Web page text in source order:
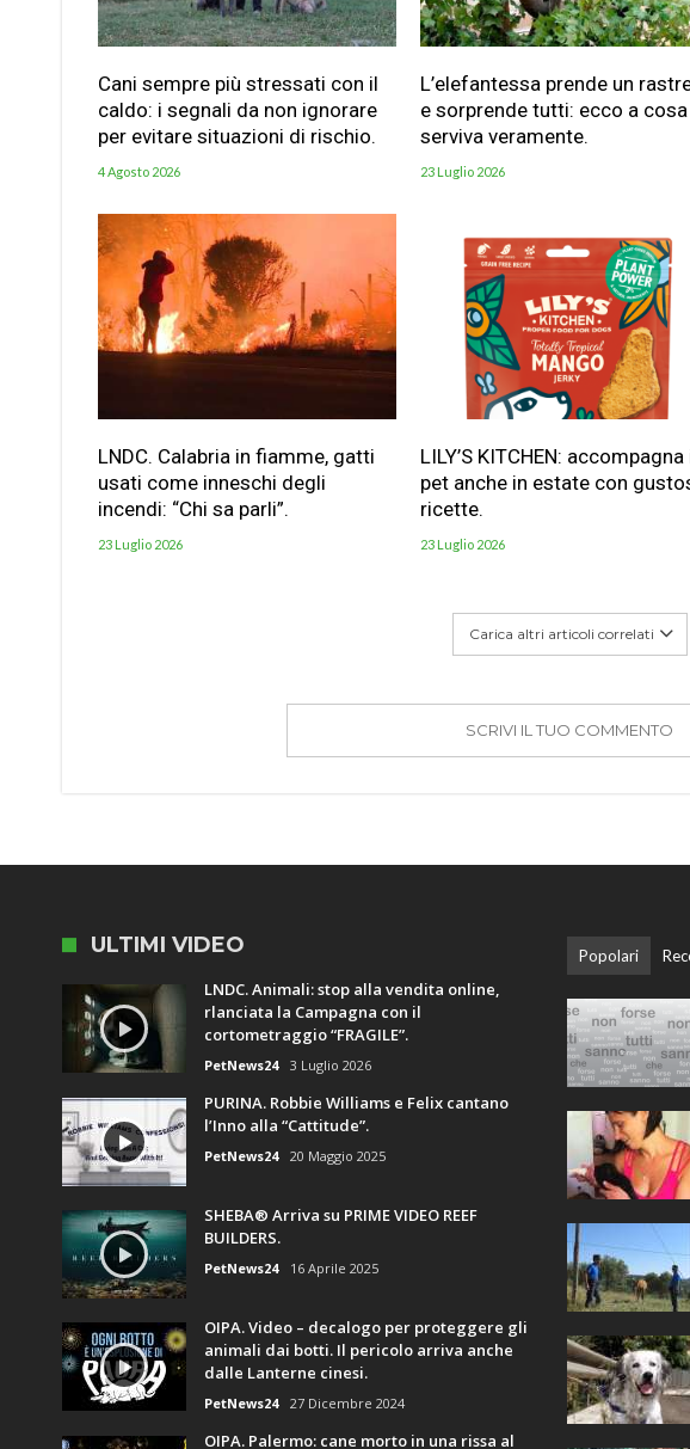
Cani sempre più stressati con il
caldo: i segnali da non ignorare
per evitare situazioni di rischio.
4 Agosto 2026
L’elefantessa prende un
e sorprende tutti: ecco a
serviva veramente.
23 Luglio 2026
LNDC. Calabria in fiamme, gatti
usati come inneschi degli
incendi: “Chi sa parli”.
23 Luglio 2026
LILY’S KITCHEN: accompagna
pet anche in estate con
ricette.
23 Luglio 2026
Carica altri articoli correlati
SCRIVI IL TUO COMMENTO
ULTIMI VIDEO
LNDC. Animali: stop alla vendita online,
rlanciata la Campagna con il
cortometraggio “FRAGILE”.
PetNews24 3 Luglio 2026
PURINA. Robbie Williams e Felix cantano
l’Inno alla “Cattitude”.
PetNews24 20 Maggio 2025
SHEBA® Arriva su PRIME VIDEO REEF
BUILDERS.
PetNews24 16 Aprile 2025
OIPA. Video – decalogo per proteggere gli
animali dai botti. Il pericolo arriva anche
dalle Lanterne cinesi.
PetNews24 27 Dicembre 2024
OIPA. Palermo: cane morto in una rissa al
Popolari